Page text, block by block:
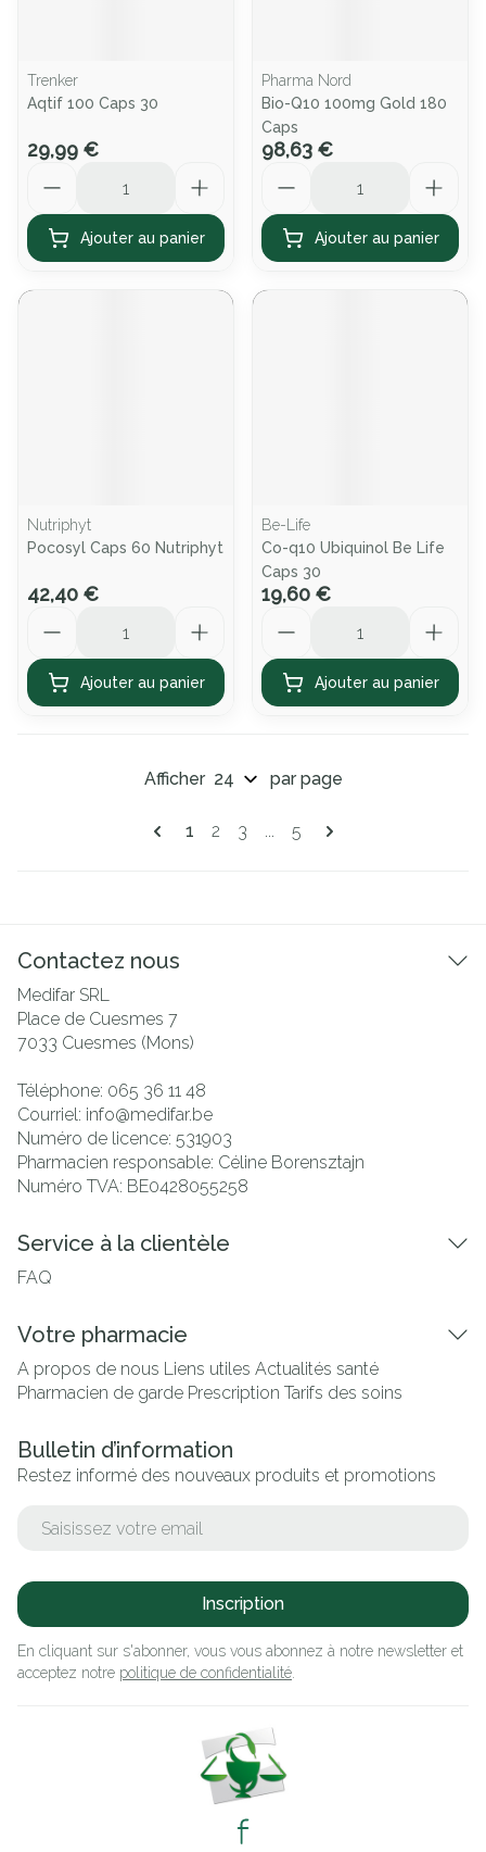
Trenker
Aqtif 100 Caps 30
29,99 €
Ajouter au panier
Pharma Nord
Bio-Q10 100mg Gold 180
Caps
98,63 €
Ajouter au panier
Nutriphyt
Pocosyl Caps 60 Nutriphyt
42,40 €
Ajouter au panier
Be-Life
Co-q10 Ubiquinol Be Life
Caps 30
19,60 €
Ajouter au panier
Pages
Vous lisez actuellement la page
1 Page
2 Page
3 ... Page
5
Afficher par page
Contactez nous
Medifar SRL
Place de Cuesmes 7
7033 Cuesmes (Mons)
Téléphone: 065 36 11 48
Courriel: info@medifar.be
Numéro de licence: 531903
Pharmacien responsable: Céline Borensztajn
Numéro TVA: BE0428055258
Service à la clientèle
FAQ
Votre pharmacie
A propos de nous Liens utiles Actualités santé
Pharmacien de garde Prescription Tarifs des soins
Bulletin d’information
Restez informé des nouveaux produits et promotions
Inscription
En cliquant sur s'abonner, vous vous abonnez à notre newsletter et
acceptez notre politique de confidentialité